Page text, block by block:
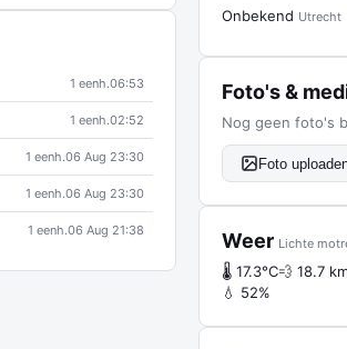
1 eenh.06:53
1 eenh.02:52
1 eenh.06 Aug 23:30
1 eenh.06 Aug 23:30
1 eenh.06 Aug 21:38
Onbekend Utrecht
Foto's &
Nog geen foto's
Foto
Weer Lichte
🌡 17.3°C💨 18.7
💧 52%